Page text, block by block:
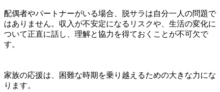
配偶者やパートナーがいる場合、脱サラは自分一人の問題で
はありません。収入が不安定になるリスクや、生活の変化に
ついて正直に話し、理解と協力を得ておくことが不可欠で
す。
家族の応援は、困難な時期を乗り越えるための大きな力にな
ります。